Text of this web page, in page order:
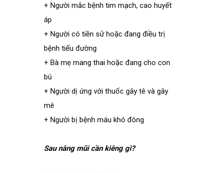
+ Người mắc bệnh tim mạch, cao huyết
áp
+ Người có tiền sử hoặc đang điều trị
bệnh tiểu đường
+ Bà mẹ mang thai hoặc đang cho con
bú
+ Người dị ứng với thuốc gây tê và gây
mê
+ Người bị bệnh máu khó đông
Sau nâng mũi cần kiêng gì?